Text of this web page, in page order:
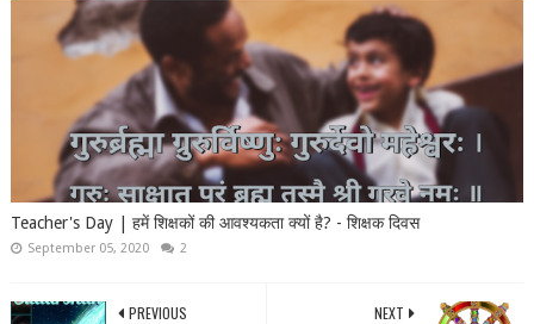
Teacher's Day | हमें शिक्षकों की आवश्यकता क्यों है? - शिक्षक दिवस
September 05, 2020 2
NEXT
PREVIOUS